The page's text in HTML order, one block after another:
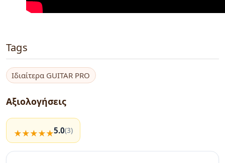
Tags
Ιδιαίτερα GUITAR PRO
Αξιολογήσεις
5.0(3)